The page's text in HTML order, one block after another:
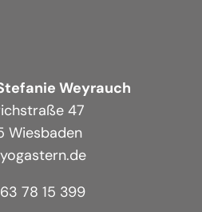
Weyrauch
47
Wiesbaden
78 15 399